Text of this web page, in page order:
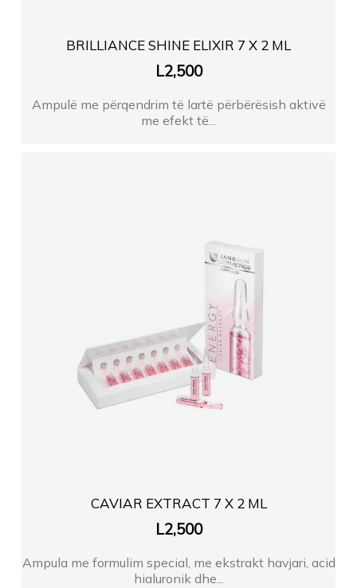
BRILLIANCE SHINE ELIXIR 7 X 2 ML
L2,500
Ampulë me përqendrim të lartë përbërësish aktivë
me efekt të...
CAVIAR EXTRACT 7 X 2 ML
L2,500
Ampula me formulim special, me ekstrakt havjari, acid
hialuronik dhe...